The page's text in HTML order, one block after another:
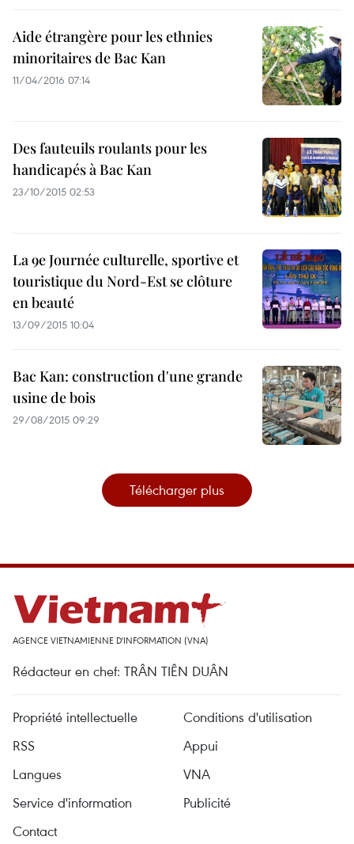
Aide étrangère pour les ethnies
minoritaires de Bac Kan
11/04/2016 07:14
Des fauteuils roulants pour les
handicapés à Bac Kan
23/10/2015 02:53
La 9e Journée culturelle, sportive et
touristique du Nord-Est se clôture
en beauté
13/09/2015 10:04
Bac Kan: construction d'une grande
usine de bois
29/08/2015 09:29
Télécharger plus
AGENCE VIETNAMIENNE D'INFORMATION (VNA)
Rédacteur en chef: TRÂN TIÊN DUÂN
Propriété intellectuelle
Conditions d'utilisation
RSS
Appui
Langues
VNA
Service d'information
Publicité
Contact